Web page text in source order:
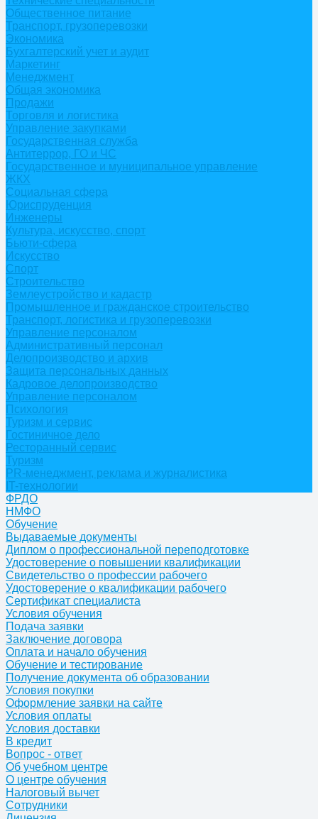
Общественное питание
Транспорт, грузоперевозки
Экономика
Бухгалтерский учет и аудит
Маркетинг
Менеджмент
Общая экономика
Продажи
Торговля и логистика
Управление закупками
Государственная служба
Антитеррор, ГО и ЧС
Государственное и муниципальное управление
ЖКХ
Социальная сфера
Юриспруденция
Инженеры
Культура, искусство, спорт
Бьюти-сфера
Искусство
Спорт
Строительство
Землеустройство и кадастр
Промышленное и гражданское строительство
Транспорт, логистика и грузоперевозки
Управление персоналом
Административный персонал
Делопроизводство и архив
Защита персональных данных
Кадровое делопроизводство
Управление персоналом
Психология
Туризм и сервис
Гостиничное дело
Ресторанный сервис
Туризм
PR-менеджмент, реклама и журналистика
IT-технологии
ФРДО
НМФО
Обучение
Выдаваемые документы
Диплом о профессиональной переподготовке
Удостоверение о повышении квалификации
Свидетельство о профессии рабочего
Удостоверение о квалификации рабочего
Сертификат специалиста
Условия обучения
Подача заявки
Заключение договора
Оплата и начало обучения
Обучение и тестирование
Получение документа об образовании
Условия покупки
Оформление заявки на сайте
Условия оплаты
Условия доставки
В кредит
Вопрос - ответ
Об учебном центре
О центре обучения
Налоговый вычет
Сотрудники